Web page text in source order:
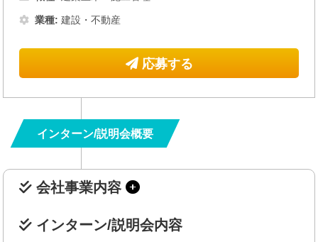
業種: 建設・不動産
応募する
インターン/説明会概要
会社事業内容
インターン/説明会内容